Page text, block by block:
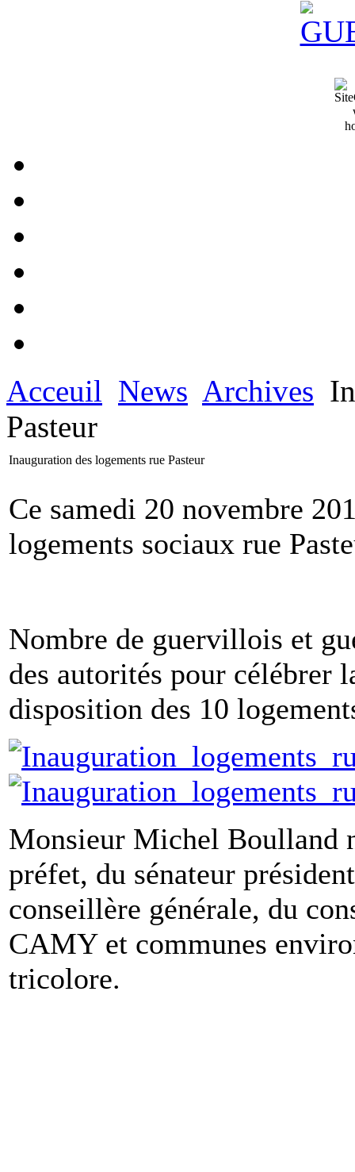
Acceuil News Archives
Pasteur
Inauguration des logements rue Pasteur
Ce samedi 20 novembre
logements sociaux rue
Nombre de guervillois et
des autorités pour célébrer
disposition des 10
Monsieur Michel Boulland
préfet, du sénateur
conseillère générale, du
CAMY et communes
tricolore.